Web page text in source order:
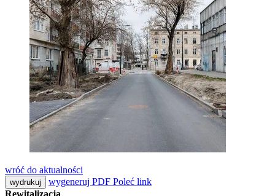
wróć do aktualności
wydrukuj wygeneruj PDF Poleć link
Rewitalizacja